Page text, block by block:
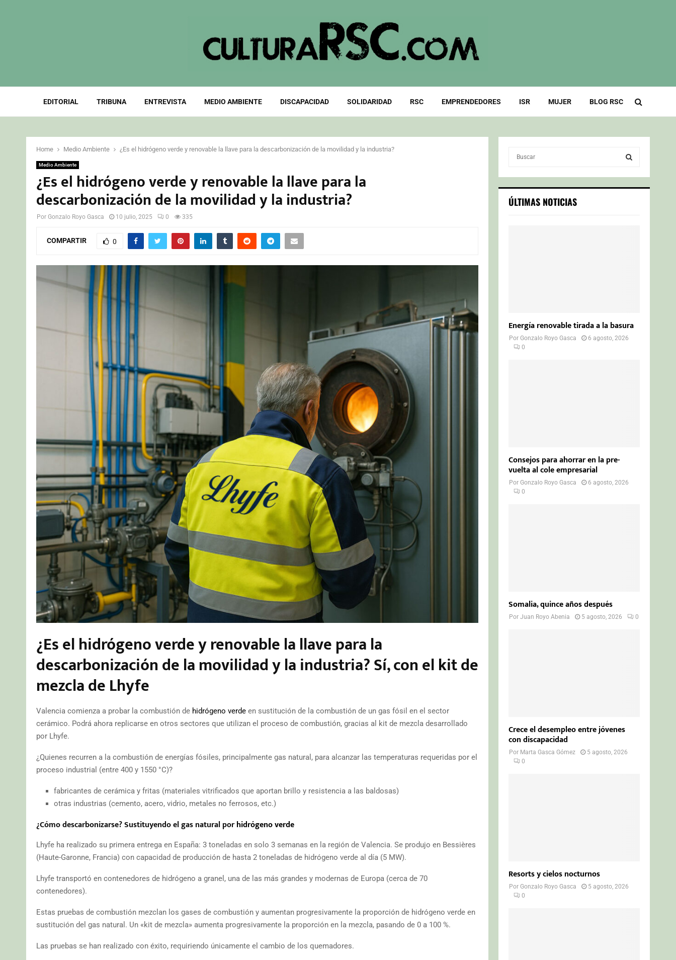
EDITORIAL TRIBUNA ENTREVISTA MEDIO AMBIENTE DISCAPACIDAD SOLIDARIDAD RSC EMPRENDEDORES ISR MUJER BLOG RSC
Home Medio Ambiente ¿Es el hidrógeno verde y renovable la llave para la descarbonización de la movilidad y la industria?
Medio Ambiente
¿Es el hidrógeno verde y renovable la llave para la
descarbonización de la movilidad y la industria?
Por Gonzalo Royo Gasca 10 julio, 2025 0 335
COMPARTIR 0
¿Es el hidrógeno verde y renovable la llave para la
descarbonización de la movilidad y la industria? Sí, con el kit de
mezcla de Lhyfe
Valencia comienza a probar la combustión de hidrógeno verde en sustitución de la combustión de un gas fósil en el sector
cerámico. Podrá ahora replicarse en otros sectores que utilizan el proceso de combustión, gracias al kit de mezcla desarrollado
por Lhyfe.
¿Quienes recurren a la combustión de energías fósiles, principalmente gas natural, para alcanzar las temperaturas requeridas por el
proceso industrial (entre 400 y 1550 °C)?
fabricantes de cerámica y fritas (materiales vitrificados que aportan brillo y resistencia a las baldosas)
otras industrias (cemento, acero, vidrio, metales no ferrosos, etc.)
¿Cómo descarbonizarse? Sustituyendo el gas natural porhidrógeno verde
Lhyfe ha realizado su primera entrega en España: 3 toneladas en solo 3 semanas en la región de Valencia. Se produjo en Bessières
(Haute-Garonne, Francia) con capacidad de producción de hasta 2 toneladas de hidrógeno verde al día (5 MW).
Lhyfe transportó en contenedores de hidrógeno a granel, una de las más grandes y modernas de Europa (cerca de 70
contenedores).
Estas pruebas de combustión mezclan los gases de combustión y aumentan progresivamente la proporción de hidrógeno verde en
sustitución del gas natural. Un «kit de mezcla» aumenta progresivamente la proporción en la mezcla, pasando de 0 a 100 %.
Las pruebas se han realizado con éxito, requiriendo únicamente el cambio de los quemadores.
c
h
S
ÚLTIMAS NOTICIAS
Energía renovable tirada a la basura
PorGonzalo Royo Gasca
6 agosto, 2026
0
Consejos para ahorrar en la pre-
vuelta al cole empresarial
PorGonzalo Royo Gasca
6 agosto, 2026
0
Somalia, quince años después
PorJuan Royo Abenia 5 agosto, 2026 0
Crece el desempleo entre jóvenes
con discapacidad
Por Marta Gasca Gómez
5 agosto, 2026
0
Resorts y cielos nocturnos
PorGonzalo Royo Gasca
5 agosto, 2026
0